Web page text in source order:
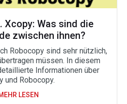
Xcopy: Was sind die
zwischen ihnen?
Robocopy sind sehr nützlich,
müssen. In diesem
Informationen über
und Robocopy.
LESEN